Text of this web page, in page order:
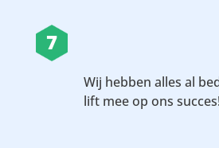
7
Wij hebben alles al
lift mee op ons succes!